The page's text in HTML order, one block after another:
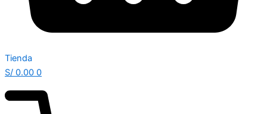
Tienda
S/ 0.00 0